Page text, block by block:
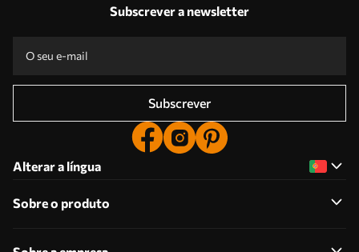
Subscrever a newsletter
Subscrever
Alterar a língua
Sobre o produto